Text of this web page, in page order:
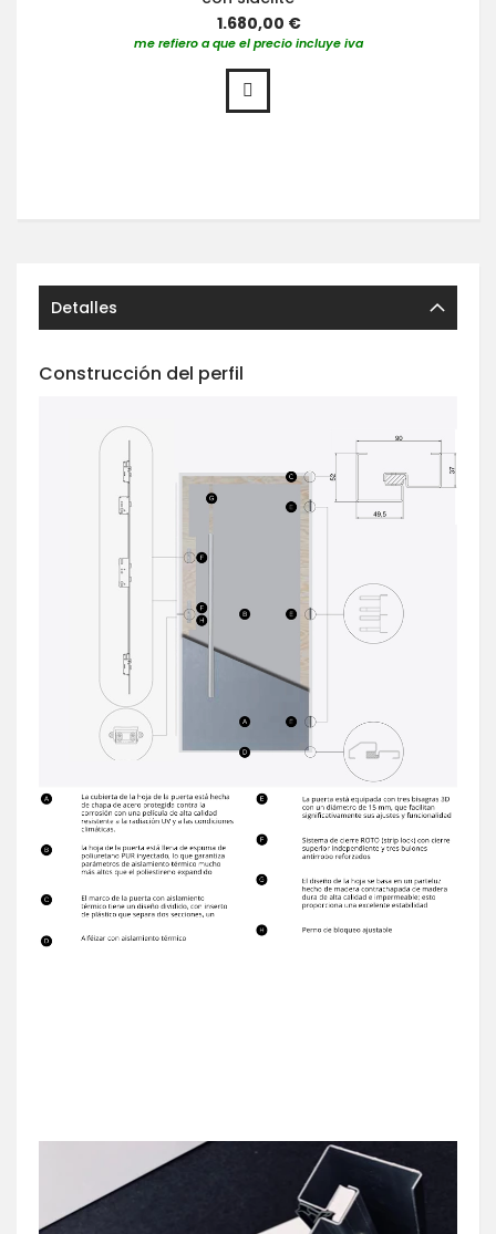
1.680,00 €
me refiero a que el precio incluye iva
Detalles
Construcción del perfil